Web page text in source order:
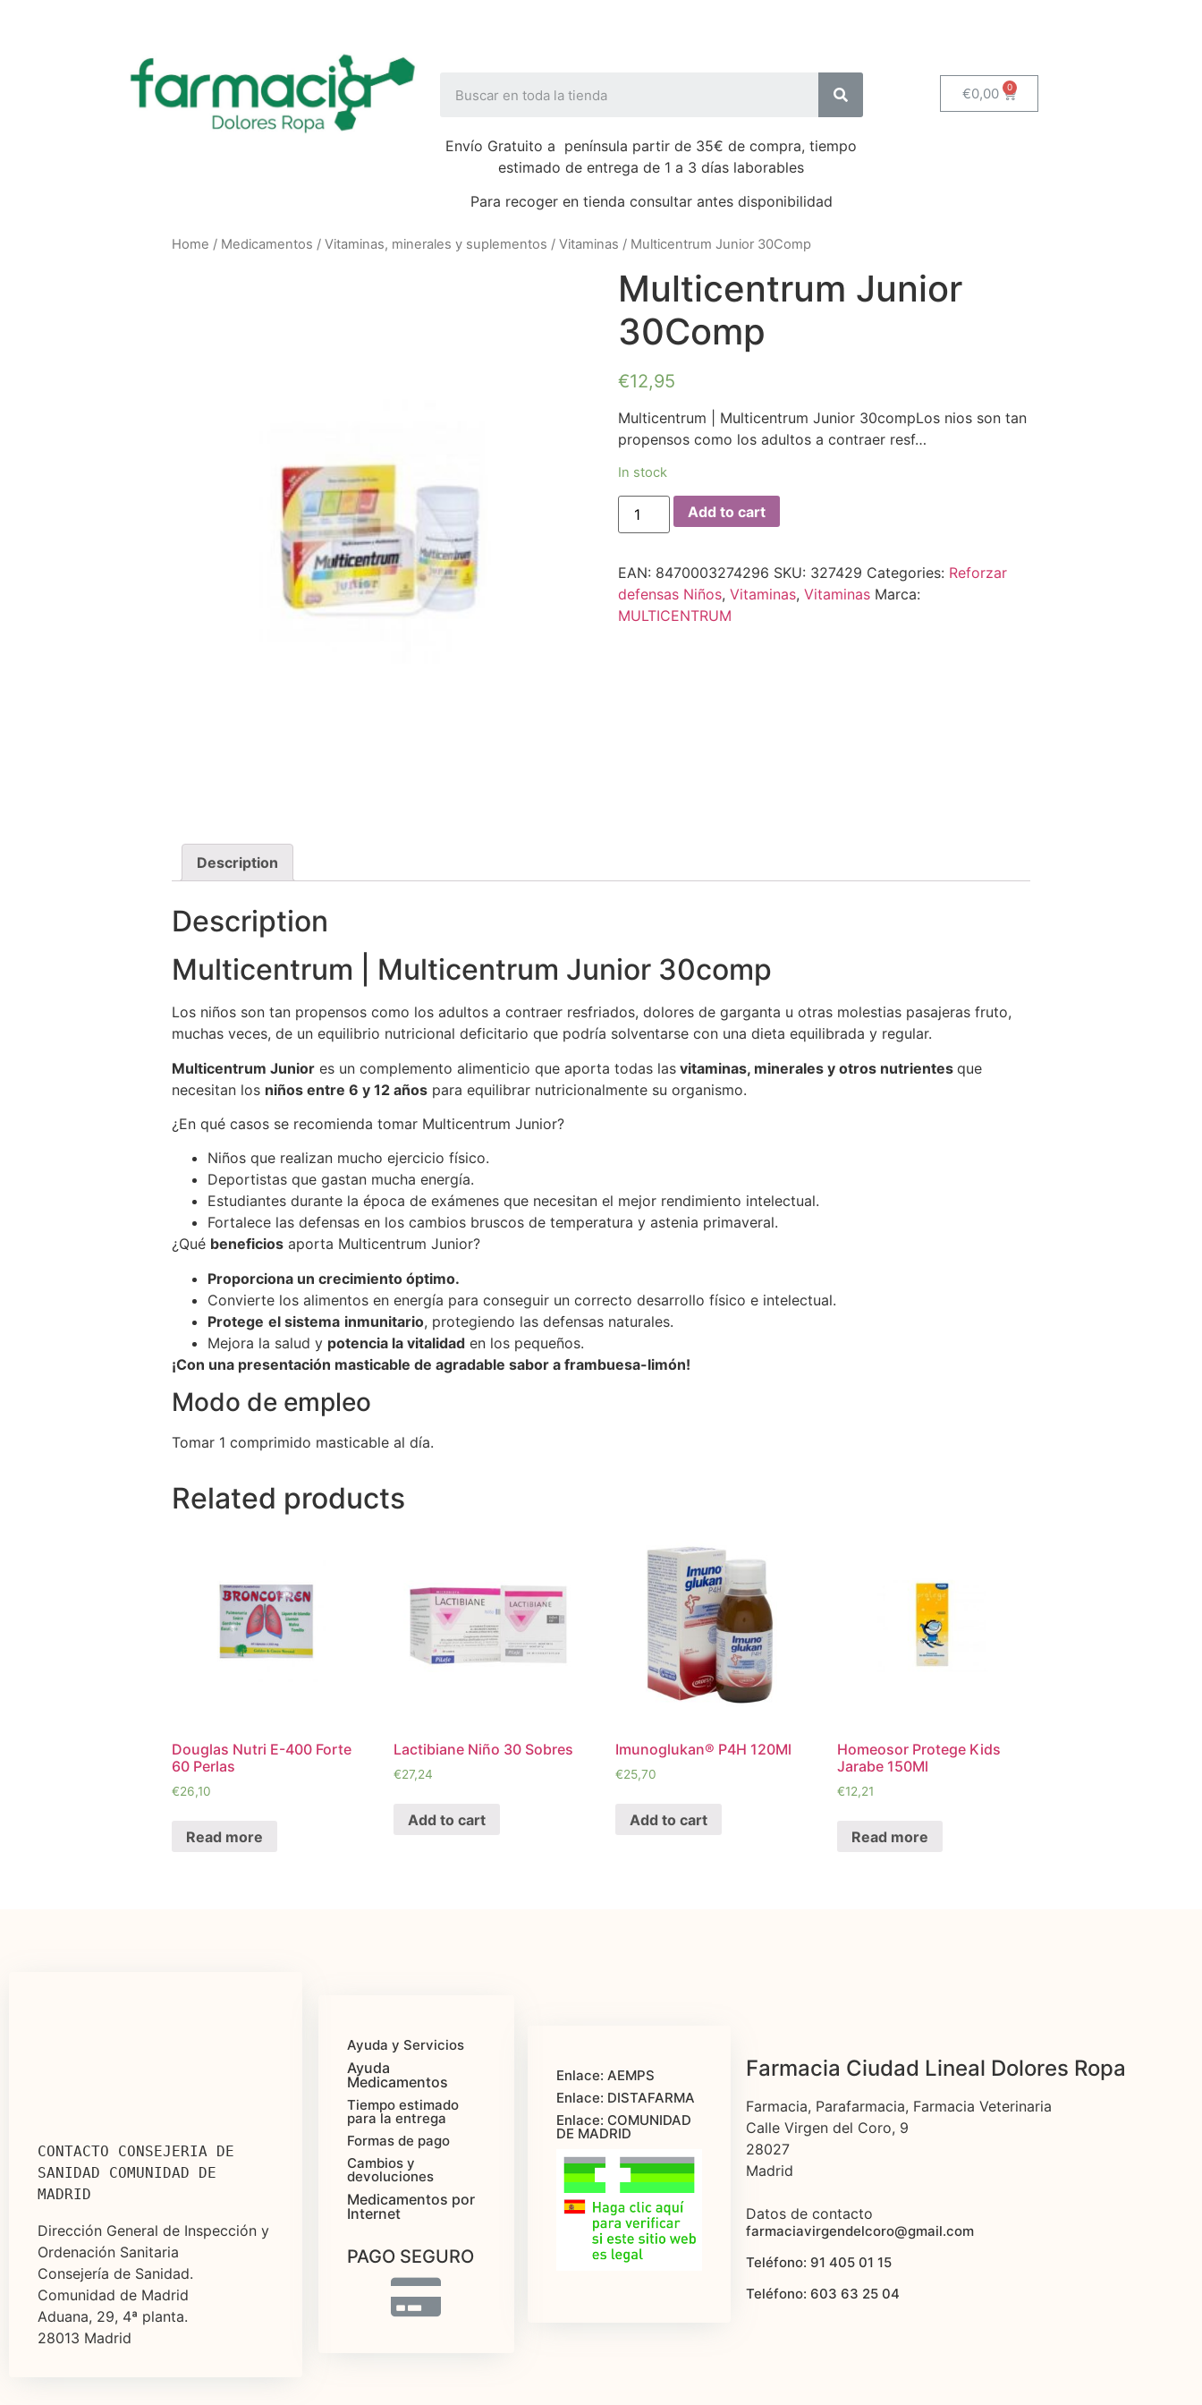
Envío Gratuito a península partir de 35€ de compra, tiempo
estimado de entrega de 1 a 3 días laborables
Para recoger en tienda consultar antes disponibilidad
€0,00
Home / Medicamentos / Vitaminas, minerales y suplementos / Vitaminas / Multicentrum Junior 30Comp
Multicentrum Junior
30Comp
€12,95
Multicentrum | Multicentrum Junior 30compLos nios son tan
propensos como los adultos a contraer resf…
In stock
Add to cart
EAN: 8470003274296 SKU: 327429 Categories: Reforzar
defensas Niños,Vitaminas,Vitaminas Marca:
MULTICENTRUM
Description
Description
Multicentrum | Multicentrum Junior 30comp
Los niños son tan propensos como los adultos a contraer resfriados, dolores de garganta u otras molestias pasajeras fruto,
muchas veces, de un equilibrio nutricional deficitario que podría solventarse con una dieta equilibrada y regular.
Multicentrum Junior es un complemento alimenticio que aporta todas las vitaminas, minerales y otros nutrientes que
necesitan los niños entre 6 y 12 años para equilibrar nutricionalmente su organismo.
¿En qué casos se recomienda tomar Multicentrum Junior?
Niños que realizan mucho ejercicio físico.
Deportistas que gastan mucha energía.
Estudiantes durante la época de exámenes que necesitan el mejor rendimiento intelectual.
Fortalece las defensas en los cambios bruscos de temperatura y astenia primaveral.
¿Qué beneficios aporta Multicentrum Junior?
Proporciona un crecimiento óptimo.
Convierte los alimentos en energía para conseguir un correcto desarrollo físico e intelectual.
Protege el sistema inmunitario, protegiendo las defensas naturales.
Mejora la salud y potencia la vitalidad en los pequeños.
¡Con una presentación masticable de agradable sabor a frambuesa-limón!
Modo de empleo
Tomar 1 comprimido masticable al día.
Related products
Douglas Nutri E-400 Forte
60 Perlas
€26,10
Read more
Lactibiane Niño 30 Sobres
€27,24
Add to cart
Imunoglukan® P4H 120Ml
€25,70
Add to cart
Homeosor Protege Kids
Jarabe 150Ml
€12,21
Read more
CONTACTO CONSEJERIA DE
SANIDAD COMUNIDAD DE
MADRID
Dirección General de Inspección y
Ordenación Sanitaria
Consejería de Sanidad.
Comunidad de Madrid
Aduana, 29, 4ª planta.
28013 Madrid
Ayuda y Servicios
Ayuda
Medicamentos
Tiempo estimado
para la entrega
Formas de pago
Cambios y
devoluciones
Medicamentos por
Internet
PAGO SEGURO
Enlace: AEMPS
Enlace: DISTAFARMA
Enlace: COMUNIDAD
DE MADRID
Farmacia Ciudad Lineal Dolores Ropa
Farmacia, Parafarmacia, Farmacia Veterinaria
Calle Virgen del Coro, 9
28027
Madrid
Datos de contacto
farmaciavirgendelcoro@gmail.com
Teléfono: 91 405 01 15
Teléfono: 603 63 25 04